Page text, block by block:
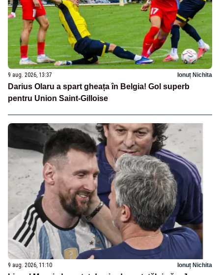
9 aug. 2026, 13:37 Ionuț Nichita
Darius Olaru a spart gheața în Belgia! Gol superb
pentru Union Saint-Gilloise
9 aug. 2026, 11:10 Ionuț Nichita